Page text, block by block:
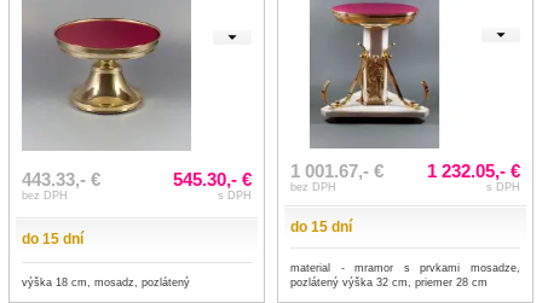
443.33,- €
bez DPH
545.30,- €
s DPH
do 15 dní
výška 18 cm, mosadz, pozlátený
1 001.67,- €
bez DPH
1 232.05,- €
s DPH
do 15 dní
material - mramor s prvkami mosadze,
pozlátený výška 32 cm, priemer 28 cm